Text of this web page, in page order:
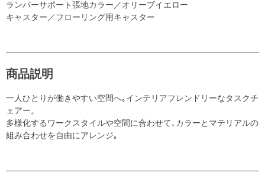
ランバーサポート張地カラー／オリーブイエロー
キャスター／フローリング用キャスター
商品説明
一人ひとりが働きやすい空間へ｡インテリアフレンドリーなタスクチ
ェアー。
多様化するワークスタイルや空間に合わせて､カラーとマテリアルの
組み合わせを自由にアレンジ｡